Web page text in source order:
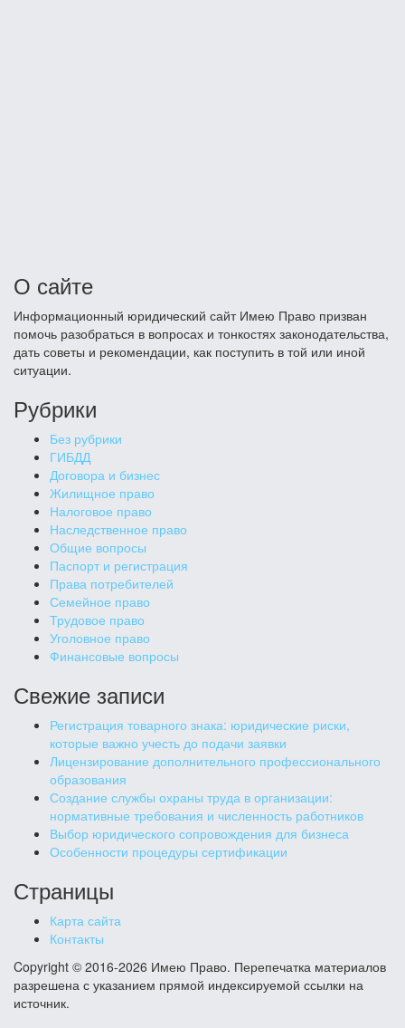
О сайте
Информационный юридический сайт Имею Право призван
помочь разобраться в вопросах и тонкостях законодательства,
дать советы и рекомендации, как поступить в той или иной
ситуации.
Рубрики
Без рубрики
ГИБДД
Договора и бизнес
Жилищное право
Налоговое право
Наследственное право
Общие вопросы
Паспорт и регистрация
Права потребителей
Семейное право
Трудовое право
Уголовное право
Финансовые вопросы
Свежие записи
Регистрация товарного знака: юридические риски,
которые важно учесть до подачи заявки
Лицензирование дополнительного профессионального
образования
Создание службы охраны труда в организации:
нормативные требования и численность работников
Выбор юридического сопровождения для бизнеса
Особенности процедуры сертификации
Страницы
Карта сайта
Контакты
Copyright © 2016-2026 Имею Право. Перепечатка материалов
разрешена с указанием прямой индексируемой ссылки на
источник.